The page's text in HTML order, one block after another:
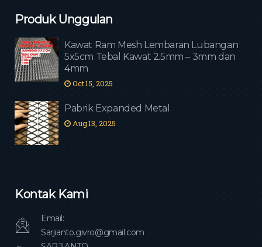
Produk Unggulan
Kawat Ram Mesh Lembaran Lubangan
5x5cm Tebal Kawat 2.5mm – 3mm dan
4mm
Oct 15, 2025
Pabrik Expanded Metal
Aug 13, 2025
Kontak Kami
Email:
Sarjianto.givro@gmail.com